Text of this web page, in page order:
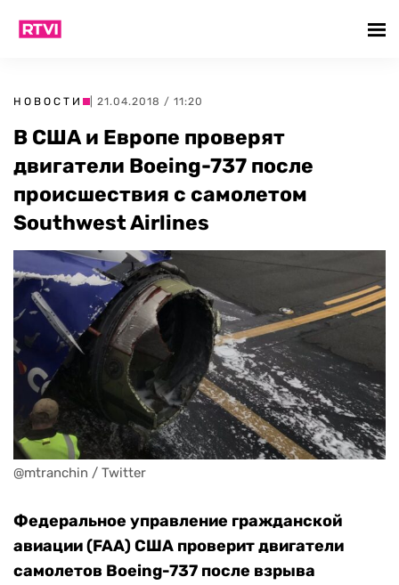
НОВОСТИ | 21.04.2018 / 11:20
В США и Европе проверят
двигатели Boeing-737 после
происшествия с самолетом
Southwest Airlines
@mtranchin / Twitter
Федеральное управление гражданской
авиации (FAA) США проверит двигатели
самолетов Boeing-737 после взрыва